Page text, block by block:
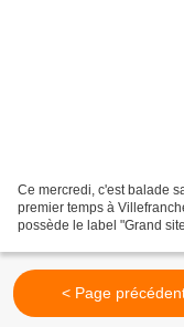
Ce mercredi, c'est balade
premier temps à
possède le label "Grand
< Page